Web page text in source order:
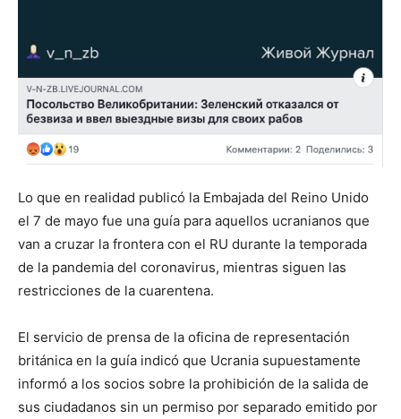
Lo que en realidad publicó la Embajada del Reino Unido
el 7 de mayo fue una guía para aquellos ucranianos que
van a cruzar la frontera con el RU durante la temporada
de la pandemia del coronavirus, mientras siguen las
restricciones de la cuarentena.
El servicio de prensa de la oficina de representación
británica en la guía indicó que Ucrania supuestamente
informó a los socios sobre la prohibición de la salida de
sus ciudadanos sin un permiso por separado emitido por